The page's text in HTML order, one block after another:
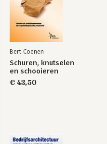
quo
moed
te
Een
tegen
4. Machinaties, passies en
Bijlagen
Bert Coenen
Schuren, knutselen
en schooieren
€ 43,50